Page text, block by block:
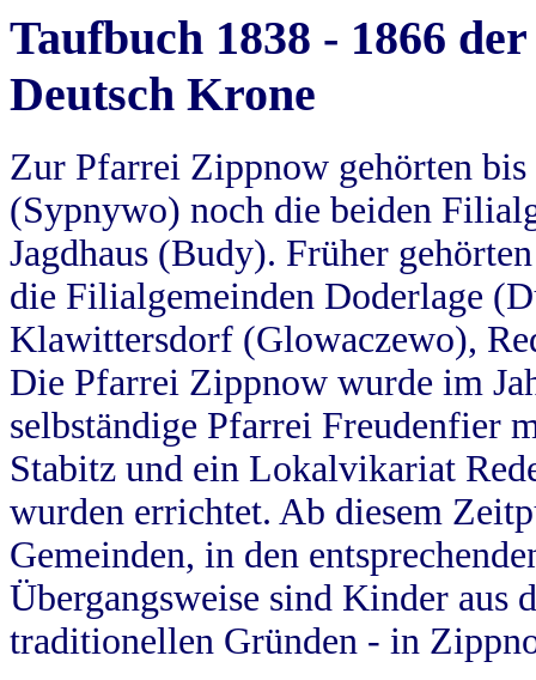
Taufbuch 1838 - 1866
Deutsch Krone
Zur Pfarrei Zippnow gehörten
(Sypnywo) noch die beiden
Jagdhaus (Budy). Früher
die Filialgemeinden Doderlage
Klawittersdorf (Glowaczewo),
Die Pfarrei Zippnow wurde im
selbständige Pfarrei Freudenfier
Stabitz und ein Lokalvikariat
wurden errichtet. Ab diesem
Gemeinden, in den
Übergangsweise sind Kinder aus
traditionellen Gründen - in